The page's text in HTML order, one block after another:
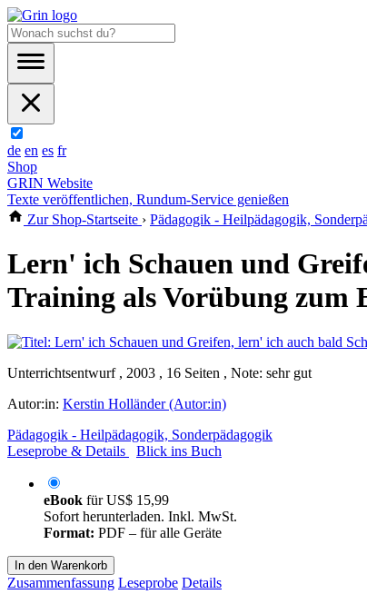
de en es fr
Shop
GRIN Website
Texte veröffentlichen, Rundum-Service genießen
Zur Shop-Startseite › Pädagogik - Heilpädagogik,
Lern' ich Schauen und
Training als Vorübung zum
Unterrichtsentwurf , 2003 , 16 Seiten , Note: sehr gut
Autor:in: Kerstin Holländer (Autor:in)
Pädagogik - Heilpädagogik, Sonderpädagogik
Leseprobe & Details
Blick ins Buch
eBook fürUS$ 15,99
Sofort herunterladen. Inkl. MwSt.
Format: PDF – für alle Geräte
In den Warenkorb
Zusammenfassung Leseprobe Details